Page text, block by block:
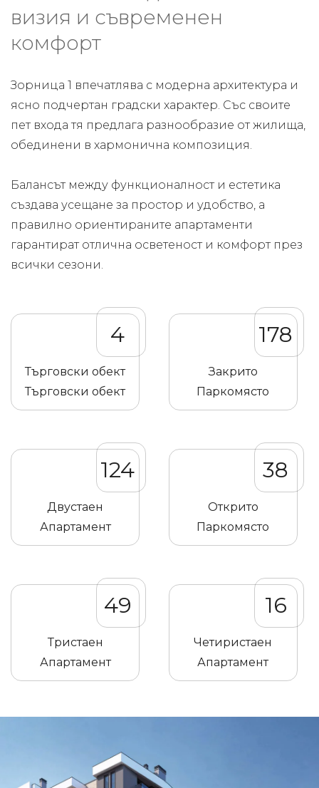
визия и съвременен
комфорт
Зорница 1 впечатлява с модерна архитектура и
ясно подчертан градски характер. Със своите
пет входа тя предлага разнообразие от жилища,
обединени в хармонична композиция.
Балансът между функционалност и естетика
създава усещане за простор и удобство, а
правилно ориентираните апартаменти
гарантират отлична осветеност и комфорт през
всички сезони.
4
Търговски обект
Търговски обект
178
Закрито
Паркомясто
124
Двустаен
Апартамент
38
Открито
Паркомясто
49
Тристаен
Апартамент
16
Четиристаен
Апартамент